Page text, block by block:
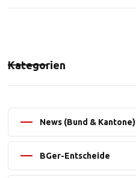
Kategorien
News (Bund & Kantone)
BGer-Entscheide